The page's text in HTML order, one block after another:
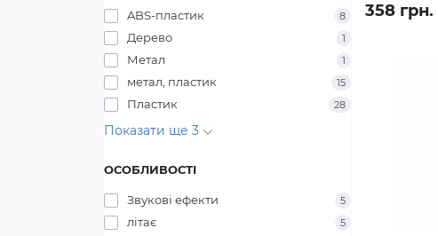
ABS-пластик 8
Дерево 1
Метал 1
метал, пластик 15
Пластик 28
Показати ще 3
ОСОБЛИВОСТІ
Звукові ефекти 5
літає 5
358 грн.